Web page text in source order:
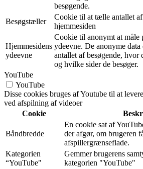
besøgende.
Besøgstæller
Cookie til at tælle antallet af
hjemmesiden
Hjemmesidens
ydeevne
Cookie til anonymt at måle
ydeevne. De anonyme data
antallet af besøgende, hvor
og hvilke sider de besøger.
YouTube
YouTube
Disse cookies bruges af Youtube til at
ved afspilning af videoer
Cookie
Båndbredde
En cookie sat af
der afgør, om brugeren
afspillergrænseflade.
Kategorien
“YouTube"
Gemmer brugerens
kategorien "YouTube"